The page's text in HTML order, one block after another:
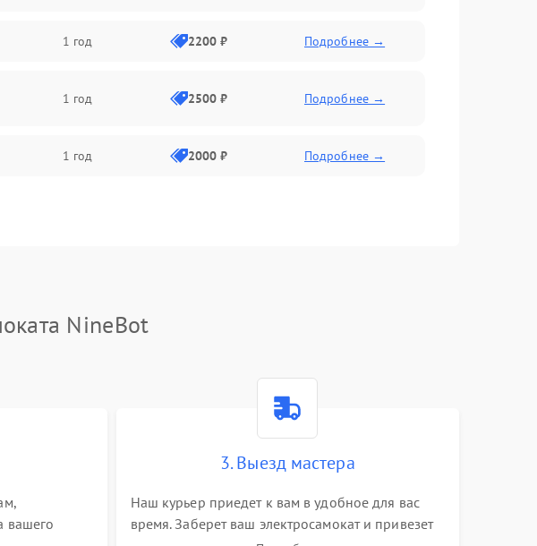
1 год 2200 ₽ Подробнее →
1 год 2500 ₽ Подробнее →
1 год 2000 ₽ Подробнее →
NineBot
вашего
3. Выезд мастера
Наш курьер приедет к вам в удобное для вас
время. Заберет ваш электросамокат и привезет